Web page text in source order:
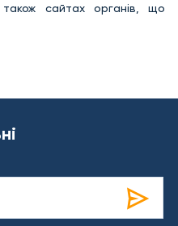
сайтах органів, що